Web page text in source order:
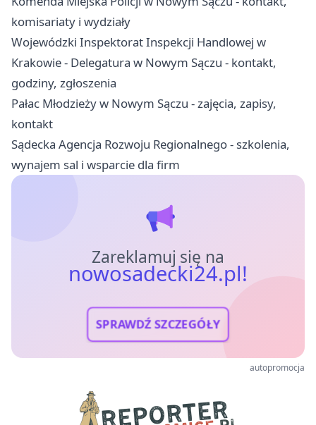
komisariaty i wydziały
Wojewódzki Inspektorat Inspekcji Handlowej w
Krakowie - Delegatura w Nowym Sączu - kontakt,
godziny, zgłoszenia
Pałac Młodzieży w Nowym Sączu - zajęcia, zapisy,
kontakt
Sądecka Agencja Rozwoju Regionalnego - szkolenia,
wynajem sal i wsparcie dla firm
Zareklamuj się na
nowosadecki24.pl!
SPRAWDŹ SZCZEGÓŁY
autopromocja